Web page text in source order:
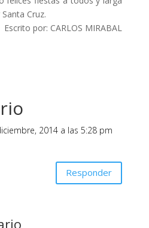
Cruz.
Escrito por: CARLOS MIRABAL
2014 a las 5:28 pm
Responder